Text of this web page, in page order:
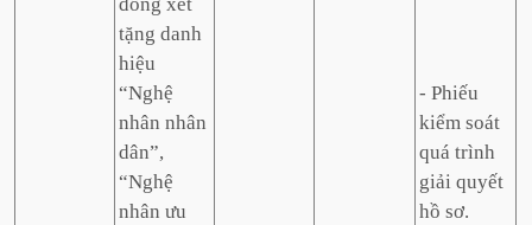
tặng danh
hiệu
“Nghệ
nhân nhân
dân”,
“Nghệ
nhân ưu
- Phiếu
kiểm soát
quá trình
giải quyết
hồ sơ.